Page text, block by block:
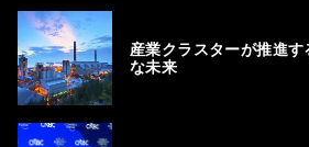
産業クラスターが推進
な未来